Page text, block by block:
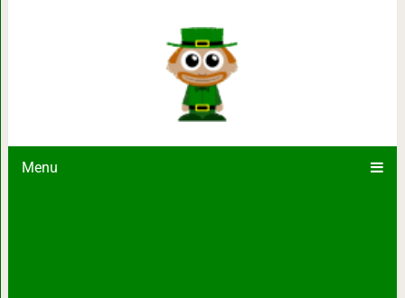
Menu
Домашние питомцы, которых